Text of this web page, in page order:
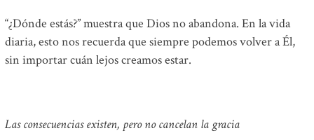
“¿Dónde estás?” muestra que Dios no abandona. En la vida
diaria, esto nos recuerda que siempre podemos volver a Él,
sin importar cuán lejos creamos estar.
Las consecuencias existen, pero no cancelan la gracia